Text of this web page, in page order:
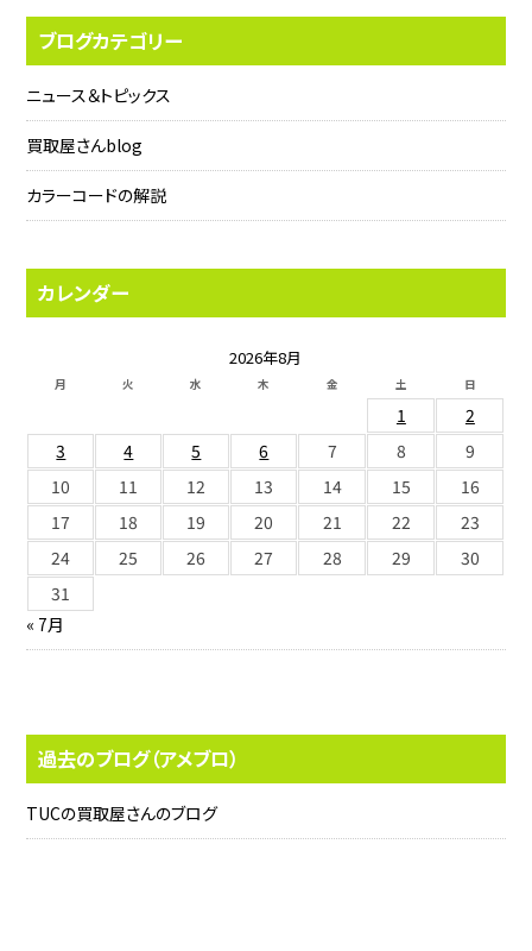
ブログカテゴリー
ニュース＆トピックス
買取屋さんblog
カラーコードの解説
カレンダー
2026年8月
月 火 水 木 金 土 日
1
2
3
4 5 6 7 8
9
10
11 12 13 14 15
16
17
18 19 20 21 22
23
24
25 26 27 28 29
30
31
« 7月
過去のブログ（アメブロ）
TUCの買取屋さんのブログ